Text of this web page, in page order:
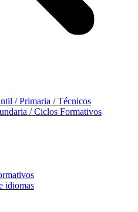
/ Primaria / Técnicos
/ Ciclos Formativos
idiomas